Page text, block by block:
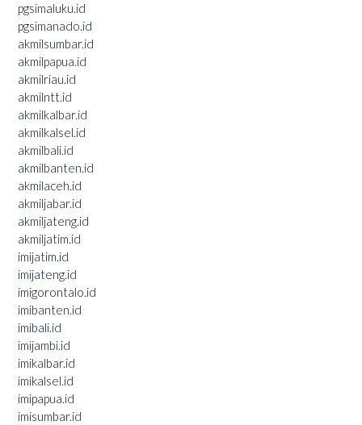
pgsimaluku.id
pgsimanado.id
akmilsumbar.id
akmilpapua.id
akmilriau.id
akmilntt.id
akmilkalbar.id
akmilkalsel.id
akmilbali.id
akmilbanten.id
akmilaceh.id
akmiljabar.id
akmiljateng.id
akmiljatim.id
imijatim.id
imijateng.id
imigorontalo.id
imibanten.id
imibali.id
imijambi.id
imikalbar.id
imikalsel.id
imipapua.id
imisumbar.id